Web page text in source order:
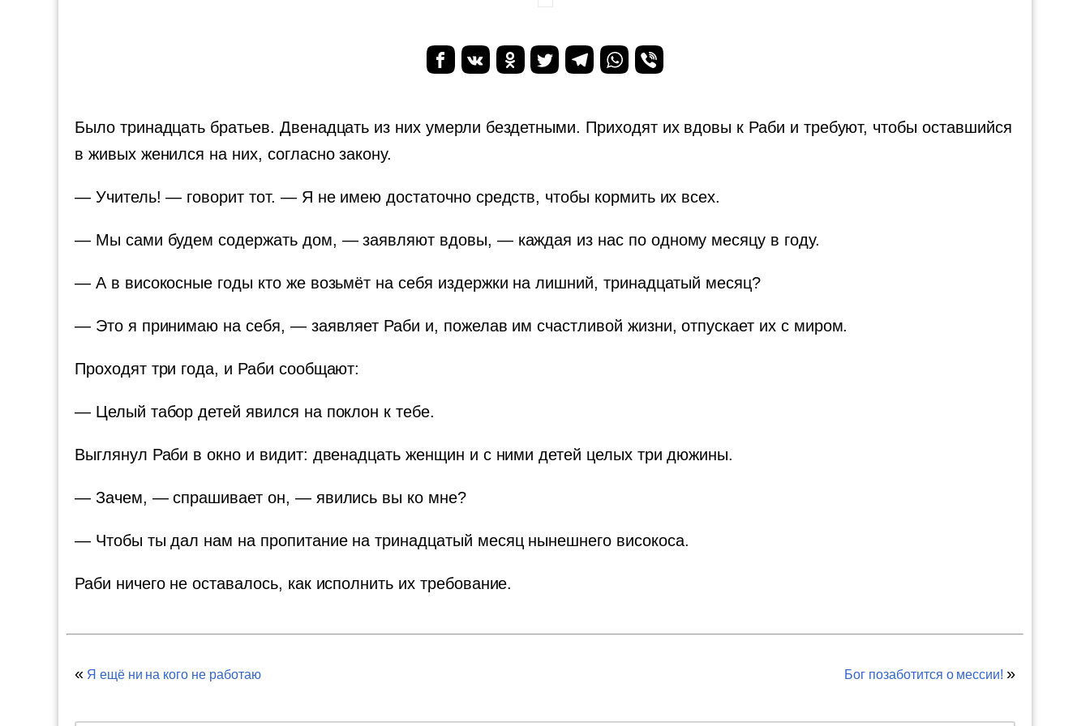
Было тринадцать братьев. Двенадцать из них умерли бездетными. Приходят их вдовы к Раби и требуют, чтобы оставшийся
в живых женился на них, согласно закону.
— Учитель! — говорит тот. — Я не имею достаточно средств, чтобы кормить их всех.
— Мы сами будем содержать дом, — заявляют вдовы, — каждая из нас по одному месяцу в году.
— А в високосные годы кто же возьмёт на себя издержки на лишний, тринадцатый месяц?
— Это я принимаю на себя, — заявляет Раби и, пожелав им счастливой жизни, отпускает их с миром.
Проходят три года, и Раби сообщают:
— Целый табор детей явился на поклон к тебе.
Выглянул Раби в окно и видит: двенадцать женщин и с ними детей целых три дюжины.
— Зачем, — спрашивает он, — явились вы ко мне?
— Чтобы ты дал нам на пропитание на тринадцатый месяц нынешнего високоса.
Раби ничего не оставалось, как исполнить их требование.
« Я ещё ни на кого не работаю Бог позаботится о мессии! »